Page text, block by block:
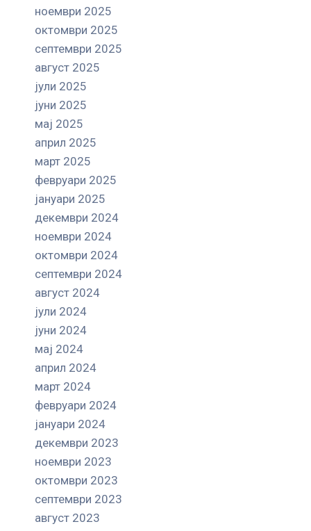
ноември 2025
октомври 2025
септември 2025
август 2025
јули 2025
јуни 2025
мај 2025
април 2025
март 2025
февруари 2025
јануари 2025
декември 2024
ноември 2024
октомври 2024
септември 2024
август 2024
јули 2024
јуни 2024
мај 2024
април 2024
март 2024
февруари 2024
јануари 2024
декември 2023
ноември 2023
октомври 2023
септември 2023
август 2023